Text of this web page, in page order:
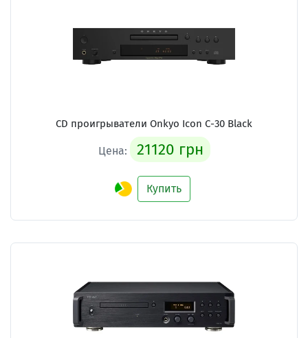
CD проигрыватели Onkyo Icon C-30 Black
Цена: 21120 грн
Купить